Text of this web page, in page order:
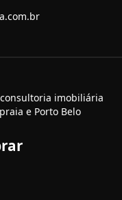
imobiliária
e Porto Belo